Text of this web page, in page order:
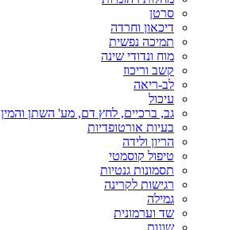
סרטן
דיכאון וחרדה
תמיכה נפשית
מוח ונדודי שינה
קשב וריכוז
לב-ריאה
עיכול
גב, ברכיים, לחץ דם, מע' השתן והמין
בעיות אורטופדיות
הריון ולידה
טיפול קוסמטי
תסמונות גנטיות
רגישות לקרינה
גמילה
שד וערמונית
שונות